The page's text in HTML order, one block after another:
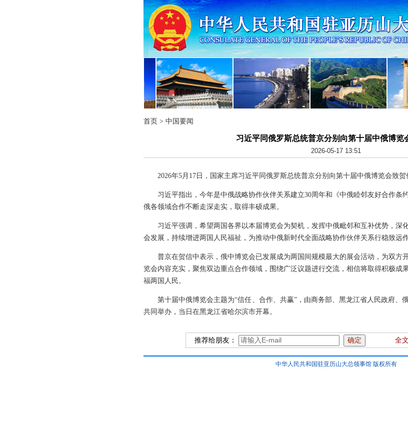
首页 > 中国要闻
习近平同俄罗斯总统普京分别向第十届中俄博览
2026-05-17 13:51
2026年5月17日，国家主席习近平同俄罗斯总统普京分别向第十届中俄博览会致贺
习近平指出，今年是中俄战略协作伙伴关系建立30周年和《中俄睦邻友好合作条
俄各领域合作不断走深走实，取得丰硕成果。
习近平强调，希望两国各界以本届博览会为契机，发挥中俄毗邻和互补优势，深
会发展，持续增进两国人民福祉，为推动中俄新时代全面战略协作伙伴关系行稳致远
普京在贺信中表示，俄中博览会已发展成为两国间规模最大的展会活动，为双方
览会内容充实，聚焦双边重点合作领域，围绕广泛议题进行交流，相信将取得积极成
福两国人民。
第十届中俄博览会主题为“信任、合作、共赢”，由商务部、黑龙江省人民政府、
共同举办，当日在黑龙江省哈尔滨市开幕。
推荐给朋友： 全
中华人民共和国驻亚历山大总领事馆 版权所有